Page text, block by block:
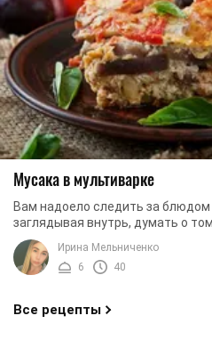
Мусака в мультиварке
Вам надоело следить за блюдом
заглядывая внутрь, думать о
приготовиться? Также бывают
Ирина Мельниченко
6
40
Все рецепты